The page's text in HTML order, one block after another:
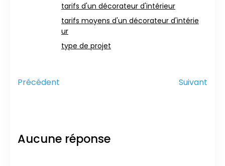
tarifs d'un décorateur d'intérieur
tarifs moyens d'un décorateur d'intérie
ur
type de projet
Précédent Suivant
Aucune réponse